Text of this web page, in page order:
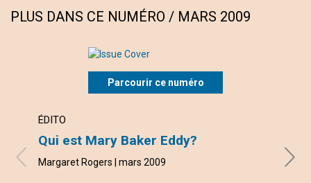
PLUS DANS CE NUMÉRO / MARS 2009
Parcourir ce numéro
ÉDITO
Qui est Mary Baker Eddy?
Margaret Rogers | mars 2009
avec